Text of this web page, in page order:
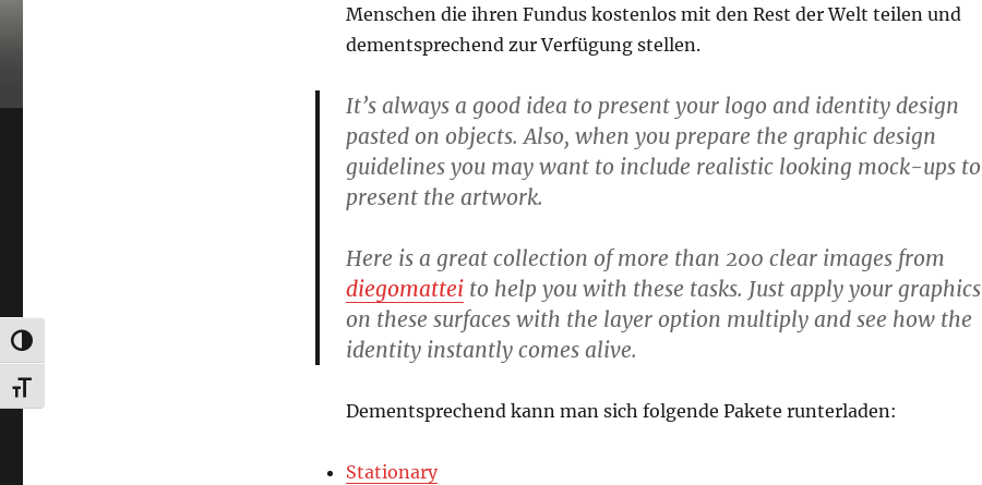
UMSCHALTEN AUF HOHE KONTRASTE
SCHRIFT VERGRÖSSERN
Menschen die ihren Fundus kostenlos mit den Rest der Welt teilen und
dementsprechend zur Verfügung stellen.
It’s always a good idea to present your logo and identity design
pasted on objects. Also, when you prepare the graphic design
guidelines you may want to include realistic looking mock-ups to
present the artwork.
Here is a great collection of more than 200 clear images from
diegomatteito help you with these tasks. Just apply your graphics
on these surfaces with the layer option multiply and see how the
identity instantly comes alive.
Dementsprechend kann man sich folgende Pakete runterladen:
Stationary